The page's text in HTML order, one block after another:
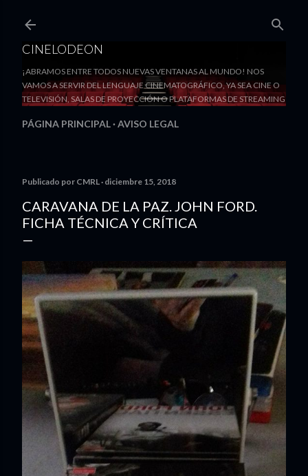
CINELODEON
¡ABRAMOS ENTRE TODOS NUEVAS VENTANAS AL MUNDO! NOS
VAMOS A SERVIR DEL LENGUAJE CINEMATOGRÁFICO, YA SEA CINE O
TELEVISIÓN, SALAS DE PROYECCIÓN O PLATAFORMAS DE STREAMING
PÁGINA PRINCIPAL AVISO LEGAL
Publicado por CMRL diciembre 15, 2018
CARAVANA DE LA PAZ. JOHN FORD.
FICHA TÉCNICA Y CRÍTICA